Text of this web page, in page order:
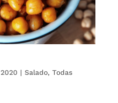
| Salado, Todas